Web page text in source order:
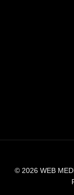
© 2026 WEB